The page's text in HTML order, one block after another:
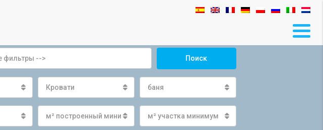
Поиск
Кровати баня
м² построенный минимум м² участка минимум